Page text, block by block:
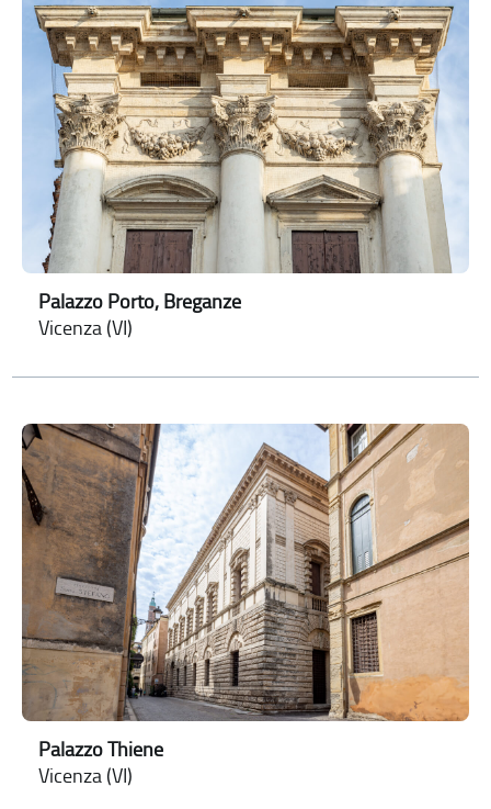
Palazzo Porto, Breganze
Vicenza (VI)
Palazzo Thiene
Vicenza (VI)